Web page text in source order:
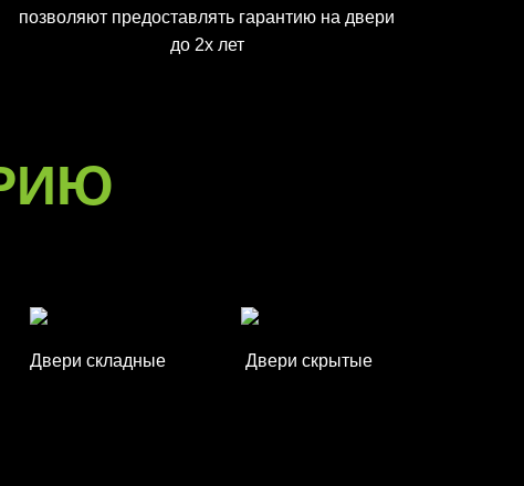
позволяют предоставлять гарантию на двери
до 2х лет
Двери складные Двери скрытые